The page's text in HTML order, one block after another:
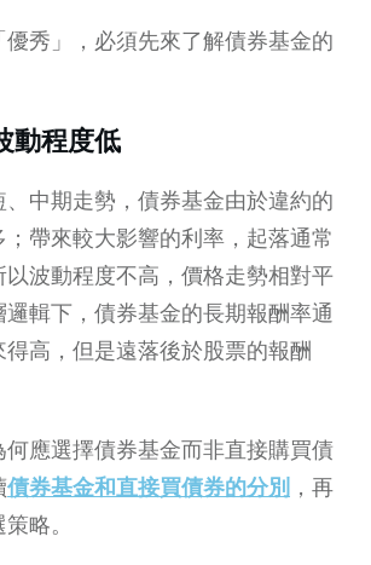
秀」，必須先來了解債券基金的
動程度低
中期走勢，債券基金由於違約的
帶來較大影響的利率，起落通常
波動程度不高，價格走勢相對平
輯下，債券基金的長期報酬率通
高，但是遠落後於股票的報酬
應選擇債券基金而非直接購買債
債券基金和直接買債券的分別 ，再
略。